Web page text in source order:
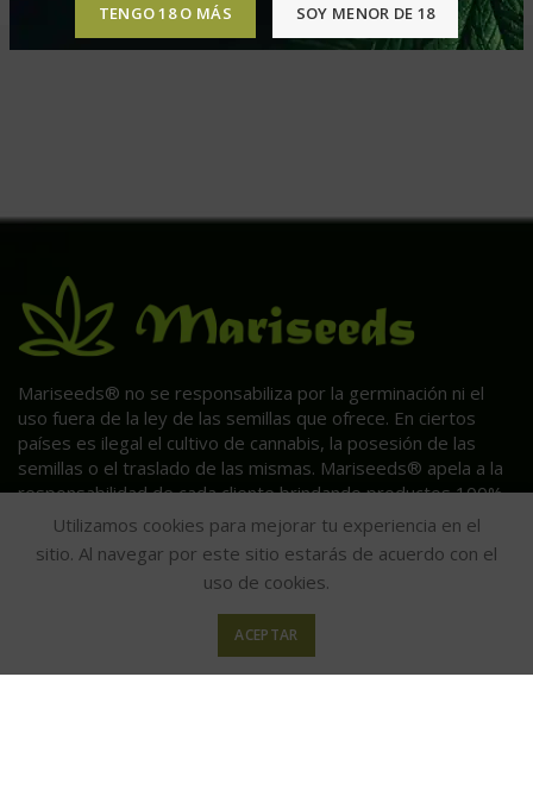
TENGO 18 O MÁS SOY MENOR DE 18
Mariseeds® no se responsabiliza por la germinación ni el
uso fuera de la ley de las semillas que ofrece. En ciertos
países es ilegal el cultivo de cannabis, la posesión de las
semillas o el traslado de las mismas. Mariseeds® apela a la
responsabilidad de cada cliente brindando productos 100%
coleccionables.
Utilizamos cookies para mejorar tu experiencia en el
sitio. Al navegar por este sitio estarás de acuerdo con el
uso de cookies.
ACEPTAR